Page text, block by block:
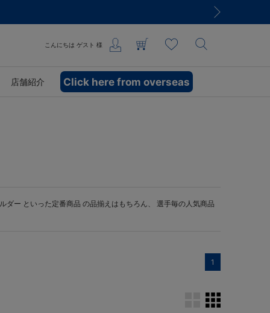
こんにちは ゲスト 様
店舗紹介 Click here from overseas
ダー といった定番商品 の品揃えはもちろん、 選手毎の人気商品
1